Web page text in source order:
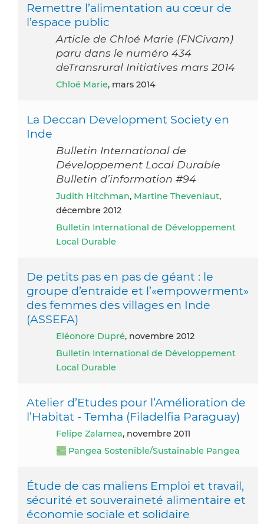
Remettre l’alimentation au cœur de
l’espace public
Article de Chloé Marie (FNCivam)
paru dans le numéro 434
deTransrural Initiatives mars 2014
Chloé Marie, mars 2014
La Deccan Development Society en
Inde
Bulletin International de
Développement Local Durable
Bulletin d’information #94
Judith Hitchman, Martine Theveniaut,
décembre 2012
Bulletin International de Développement
Local Durable
De petits pas en pas de géant : le
groupe d’entraide et l’«empowerment»
des femmes des villages en Inde
(ASSEFA)
Eléonore Dupré, novembre 2012
Bulletin International de Développement
Local Durable
Atelier d’Etudes pour l’Amélioration de
l’Habitat - Temha (Filadelfia Paraguay)
Felipe Zalamea, novembre 2011
Pangea Sostenible/Sustainable Pangea
Étude de cas maliens Emploi et travail,
sécurité et souveraineté alimentaire et
économie sociale et solidaire